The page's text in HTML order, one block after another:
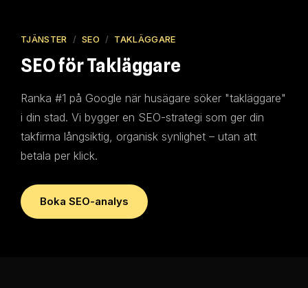
TJÄNSTER / SEO / TAKLÄGGARE
SEO för Takläggare
Ranka #1 på Google när husägare söker "takläggare"
i din stad. Vi bygger en SEO-strategi som ger din
takfirma långsiktig, organisk synlighet – utan att
betala per klick.
Boka SEO-analys